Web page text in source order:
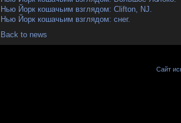
Нью Йорк кошачьим взглядом: Clifton, NJ.
Нью Йорк кошачьим взглядом: снег.
Back to news
Сайт